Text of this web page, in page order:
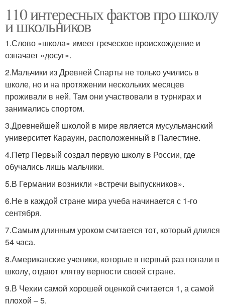
110 интересных фактов про школу
и школьников
1.Слово «школа» имеет греческое происхождение и
означает «досуг».
2.Мальчики из Древней Спарты не только учились в
школе, но и на протяжении нескольких месяцев
проживали в ней. Там они участвовали в турнирах и
занимались спортом.
3.Древнейшей школой в мире является мусульманский
университет Карауин, расположенный в Палестине.
4.Петр Первый создал первую школу в России, где
обучались лишь мальчики.
5.В Германии возникли «встречи выпускников».
6.Не в каждой стране мира учеба начинается с 1-го
сентября.
7.Самым длинным уроком считается тот, который длился
54 часа.
8.Американские ученики, которые в первый раз попали в
школу, отдают клятву верности своей стране.
9.В Чехии самой хорошей оценкой считается 1, а самой
плохой – 5.